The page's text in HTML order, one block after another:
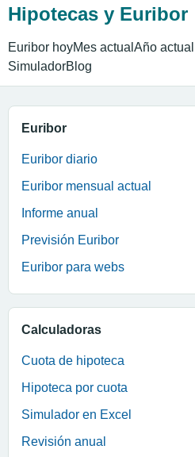
Hipotecas y Euribor
Euribor hoyMes actual Año actual
SimuladorBlog
Euribor
Euribor diario
Euribor mensual actual
Informe anual
Previsión Euribor
Euribor para webs
Calculadoras
Cuota de hipoteca
Hipoteca por cuota
Simulador en Excel
Revisión anual